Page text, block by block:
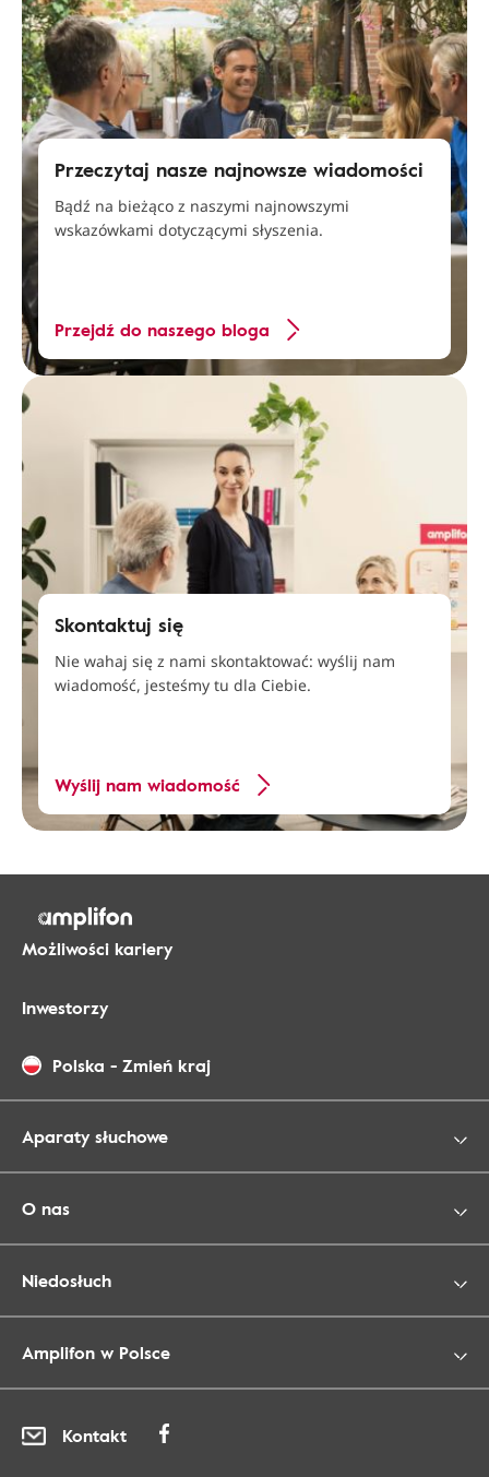
Przeczytaj nasze najnowsze wiadomości
Bądź na bieżąco z naszymi najnowszymi
wskazówkami dotyczącymi słyszenia.
Przejdź do naszego bloga
Skontaktuj się
Nie wahaj się z nami skontaktować: wyślij nam
wiadomość, jesteśmy tu dla Ciebie.
Wyślij nam wiadomość
Możliwości kariery
Inwestorzy
Polska - Zmień kraj
Aparaty słuchowe
O nas
Niedosłuch
Amplifon w Polsce
Kontakt